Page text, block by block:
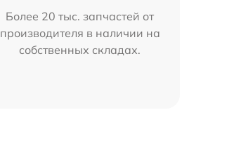
Более 20 тыс. запчастей от
производителя в наличии на
собственных складах.